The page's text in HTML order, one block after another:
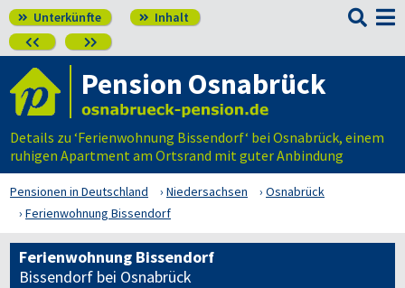
 Unterkünfte  Inhalt
 

Pension Osnabrück
Details zu ‘Ferienwohnung Bissendorf‘ bei Osnabrück, einem
ruhigen Apartment am Ortsrand mit guter Anbindung
Pensionen in Deutschland Niedersachsen
Osnabrück
Ferienwohnung Bissendorf
Ferienwohnung Bissendorf
Bissendorf bei Osnabrück